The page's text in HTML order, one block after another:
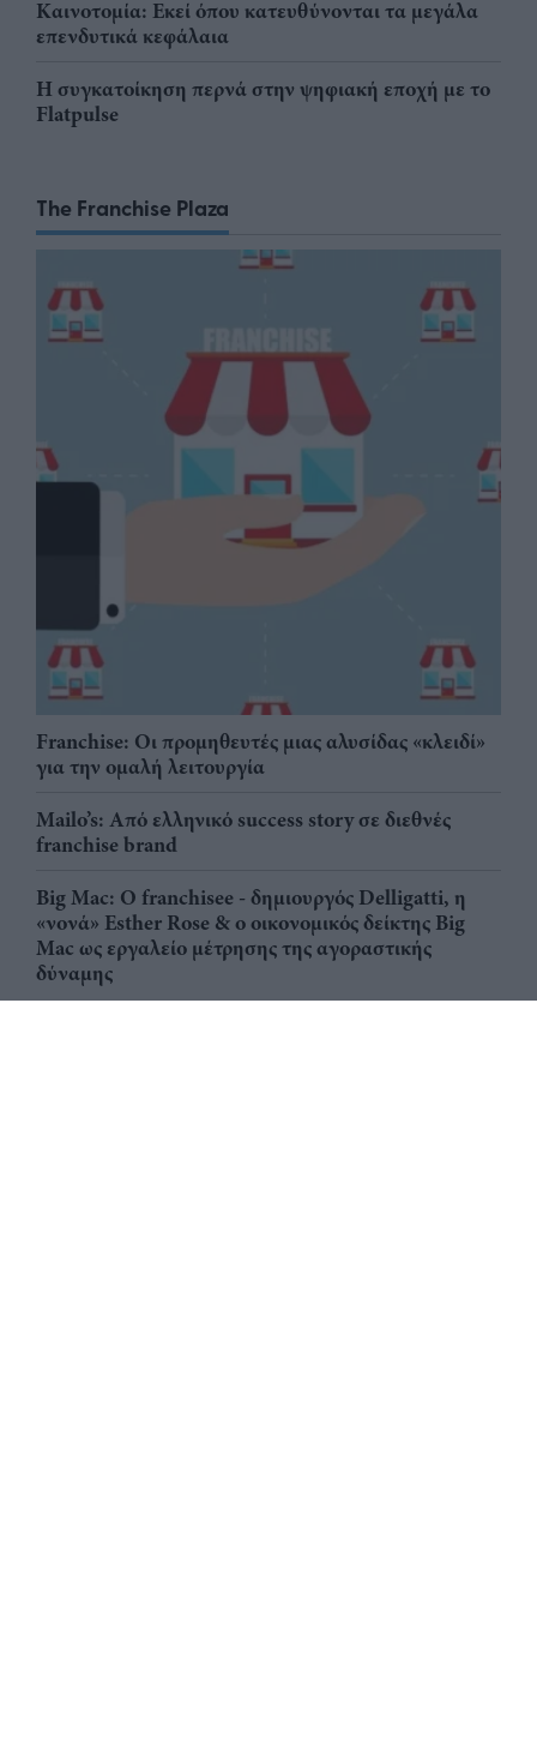
Καινοτομία: Εκεί όπου κατευθύνονται τα μεγάλα
επενδυτικά κεφάλαια
Η συγκατοίκηση περνά στην ψηφιακή εποχή με το
Flatpulse
The Franchise Plaza
Franchise: Οι προμηθευτές μιας αλυσίδας «κλειδί»
για την ομαλή λειτουργία
Mailo’s: Από ελληνικό success story σε διεθνές
franchise brand
Big Mac: Ο franchisee - δημιουργός Delligatti, η
«νονά» Esther Rose & ο οικονομικός δείκτης Big
Mac ως εργαλείο μέτρησης της αγοραστικής
δύναμης